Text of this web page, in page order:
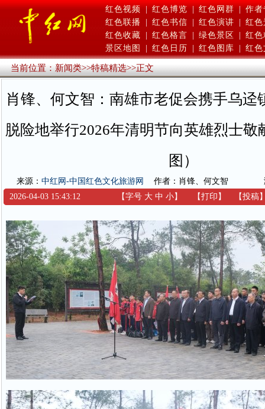
红色视频 | 红色博览 | 红色网群 | 作者
红色联播
红色书信 红色演讲
红色
红色收藏
红色格言 绿色景区
红色
景区地图
红色日历 红色图库 红色
当前位置：新闻类>>特稿精选>>正文
肖锋、何文智：南雄市老促会携手乌迳
脱险地举行2026年清明节向英雄烈士敬
图）
来源： 中红网-中国红色文化旅游网 作者：肖锋、何文智
2026-04-03 15:43:12
【字号 大 中 小】 【打印 】 【投稿